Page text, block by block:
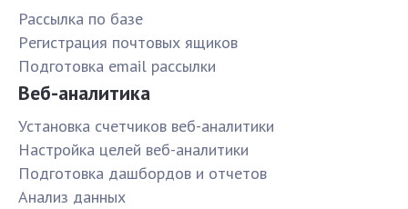
Рассылка по базе
Pегистрация почтовых ящиков
Подготовка email рассылки
Веб-аналитика
Установка счетчиков веб-аналитики
Настройка целей веб-аналитики
Подготовка дашбордов и отчетов
Анализ данных